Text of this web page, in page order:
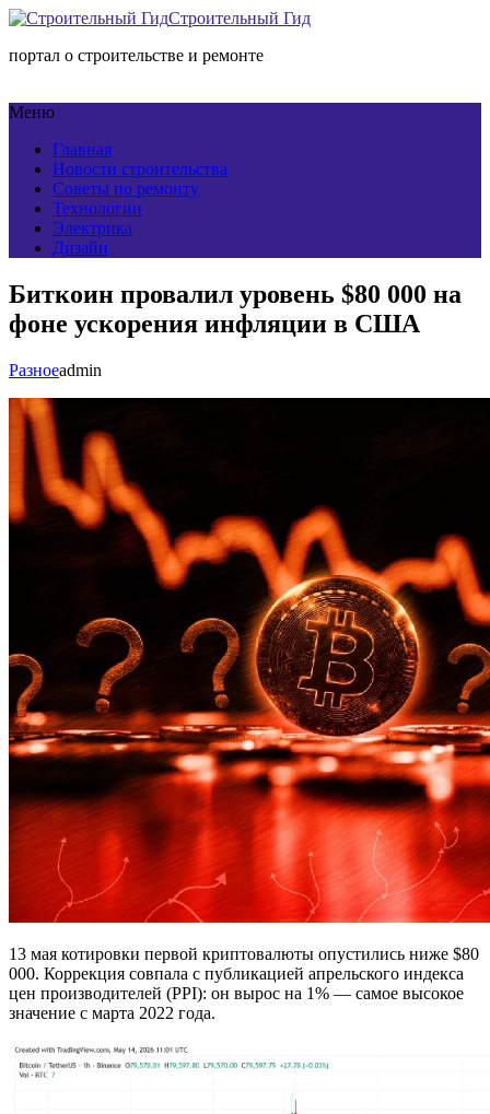
Строительный Гид
портал о строительстве и ремонте
Меню
Главная
Новости строительства
Советы по ремонту
Технологии
Электрика
Дизайн
Биткоин провалил уровень $80 000 на
фоне ускорения инфляции в США
Разноеadmin
13 мая котировки первой криптовалюты опустились ниже $80
000. Коррекция совпала с публикацией апрельского индекса
цен производителей (PPI): он вырос на 1% — самое высокое
значение с марта 2022 года.